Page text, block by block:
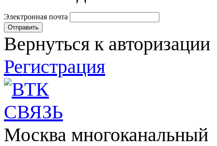
Электронная почта
Вернуться к авторизации
Регистрация
Москва многоканальный